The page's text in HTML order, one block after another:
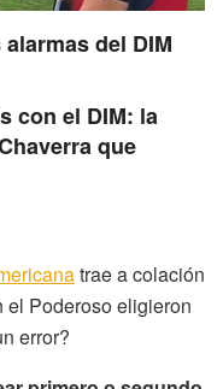
del DIM
con el DIM: la
que
trae a colación
el Poderoso eligieron
error?